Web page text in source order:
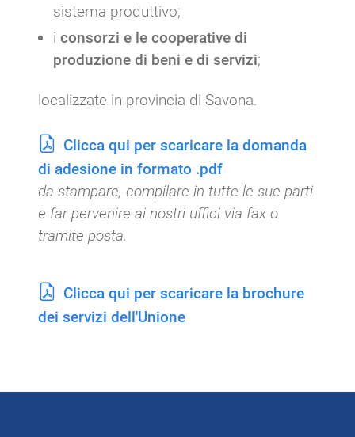
sistema produttivo;
iconsorzi e le cooperative di
produzione di beni e di servizi;
localizzate in provincia di Savona.
Clicca qui per scaricare la domanda
di adesione in formato .pdf
da stampare, compilare in tutte le sue parti
e far pervenire ai nostri uffici via fax o
tramite posta.
Clicca qui per scaricare la brochure
dei servizi dell'Unione